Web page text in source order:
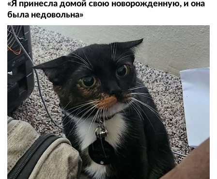
«Я принесла домой свою новорожденную, и она
была недовольна»